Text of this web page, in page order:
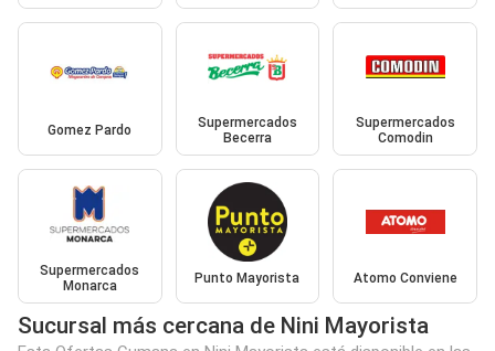
Gomez Pardo
Supermercados
Becerra
Supermercados
Comodin
Supermercados
Monarca
Punto Mayorista Atomo Conviene
Sucursal más cercana de Nini Mayorista